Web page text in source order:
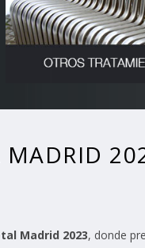
MADRID
Madrid 2023, donde